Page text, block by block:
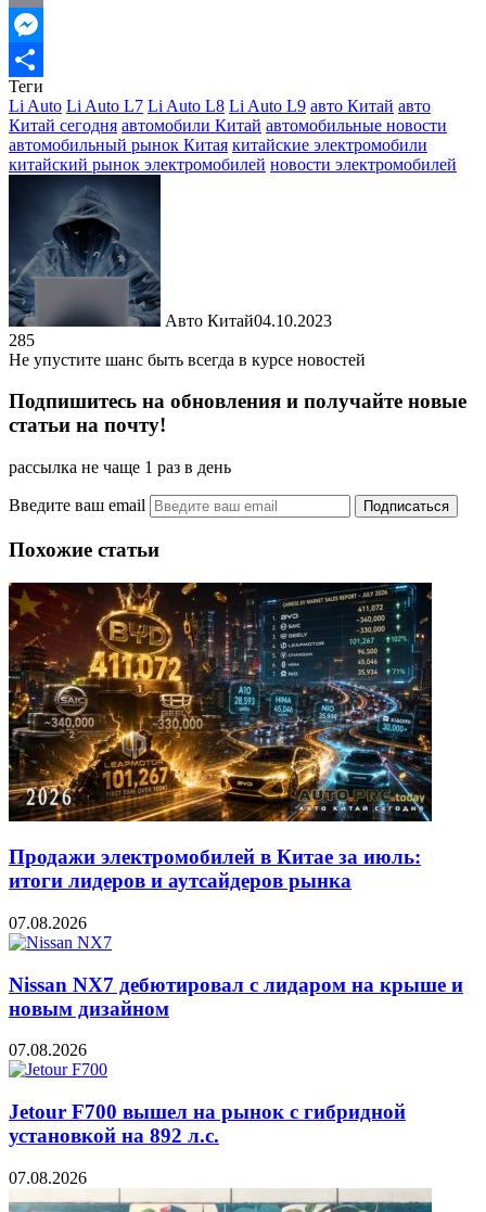
Email
Messenger
Отправить
Теги
Li Auto Li Auto L7 Li Auto L8 Li Auto L9 авто Китай авто
Китай сегодня автомобили Китай автомобильные новости
автомобильный рынок Китая китайские электромобили
китайский рынок электромобилей новости электромобилей
Авто Китай04.10.2023
285
Не упустите шанс быть всегда в курсе новостей
Подпишитесь на обновления и получайте новые
статьи на почту!
рассылка не чаще 1 раз в день
Введите ваш email
Похожие статьи
Продажи электромобилей в Китае за июль:
итоги лидеров и аутсайдеров рынка
07.08.2026
Nissan NX7 дебютировал с лидаром на крыше и
новым дизайном
07.08.2026
Jetour F700 вышел на рынок с гибридной
установкой на 892 л.с.
07.08.2026